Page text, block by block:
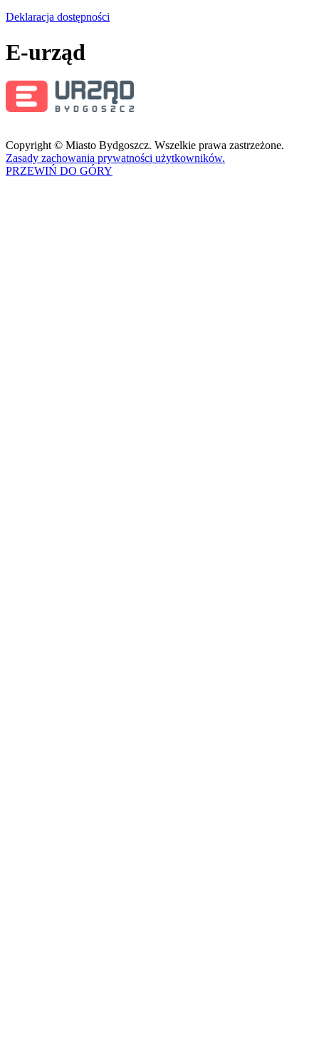
Deklaracja dostępności
E-urząd
Copyright © Miasto Bydgoszcz. Wszelkie prawa zastrzeżone.
Zasady zachowania prywatności użytkowników.
PRZEWIŃ DO GÓRY